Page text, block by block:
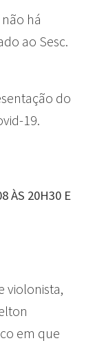
não há
ao Sesc.
do
19.
ÀS 20H30 E
violonista,
em que